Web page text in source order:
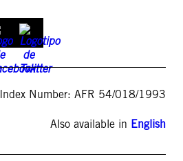
Index Number: AFR 54/018/1993
Also available in English